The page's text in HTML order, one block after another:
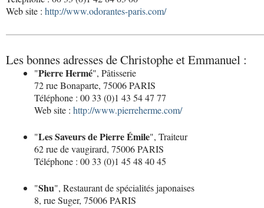
Web site : http://www.odorantes-paris.com/
Les bonnes adresses de Christophe et Emmanuel :
"Pierre Hermé", Pâtisserie
72 rue Bonaparte, 75006 PARIS
Téléphone : 00 33 (0)1 43 54 47 77
Web site : http://www.pierreherme.com/
"Les Saveurs de Pierre Émile", Traiteur
62 rue de vaugirard, 75006 PARIS
Téléphone : 00 33 (0)1 45 48 40 45
"Shu", Restaurant de spécialités japonaises
8, rue Suger, 75006 PARIS